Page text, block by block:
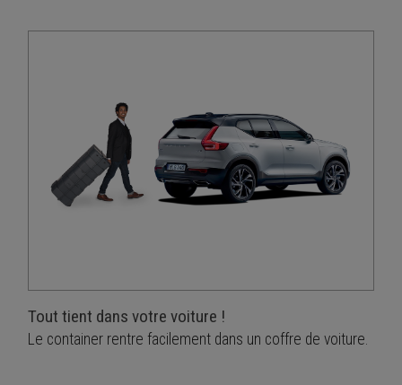
Tout tient dans votre voiture !
Le container rentre facilement dans un coffre de voiture.